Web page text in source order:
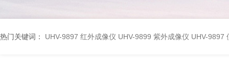
热门关键词： UHV-9897 红外成像仪 UHV-9899 紫外成像仪 UHV-9897